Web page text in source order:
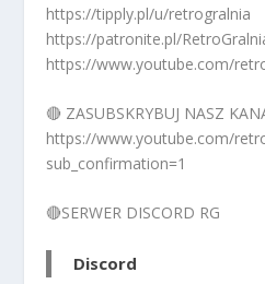
https://tipply.pl/u/retrogralnia
https://patronite.pl/
https://www.youtube.com/
🔴 ZASUBSKRYBUJ NASZ
https://www.youtube.com/
sub_confirmation=1
🔴SERWER DISCORD RG
Discord